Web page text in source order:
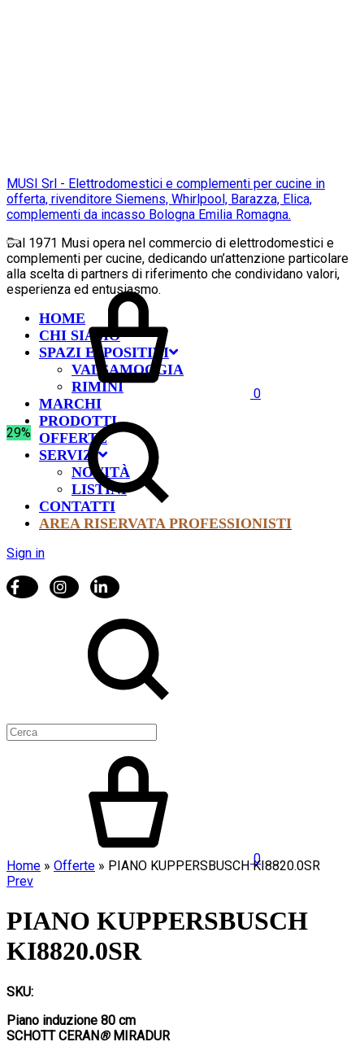
MUSI Srl - Elettrodomestici e complementi per cucine in
offerta, rivenditore Siemens, Whirlpool, Barazza, Elica,
complementi da incasso Bologna Emilia Romagna.
Dal 1971 Musi opera nel commercio di elettrodomestici e
complementi per cucine, dedicando un’attenzione particolare
alla scelta di partners di riferimento che condividano valori,
esperienza ed entusiasmo.
HOME
CHI SIAMO
SPAZI ESPOSITIVI
VALSAMOGGIA
RIMINI
MARCHI
PRODOTTI
OFFERTE
SERVIZI
NOVITÀ
LISTINI
CONTATTI
AREA RISERVATA PROFESSIONISTI
Sign in
0
0
29%
Home » Offerte » PIANO KUPPERSBUSCH KI8820.0SR
Product
Prev
PIANO KUPPERSBUSCH
KI8820.0SR
SKU:
Piano induzione 80 cm
SCHOTT CERAN® MIRADUR